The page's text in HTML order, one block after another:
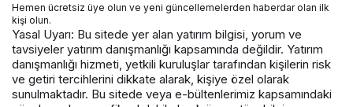
Hemen ücretsiz üye olun ve yeni güncellemelerden haberdar olan ilk
kişi olun.
Yasal Uyarı: Bu sitede yer alan yatırım bilgisi, yorum ve
tavsiyeler yatırım danışmanlığı kapsamında değildir. Yatırım
danışmanlığı hizmeti, yetkili kuruluşlar tarafından kişilerin risk
ve getiri tercihlerini dikkate alarak, kişiye özel olarak
sunulmaktadır. Bu sitede veya e-bültenlerimiz kapsamındaki